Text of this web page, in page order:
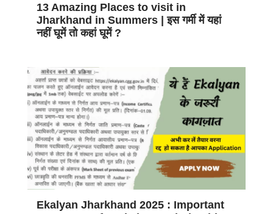
13 Amazing Places to visit in
Jharkhand in Summers | इस गर्मी में यहां
नहीं घूमें तो कहां घूमें ?
Ekalyan Jharkhand 2025 : Important